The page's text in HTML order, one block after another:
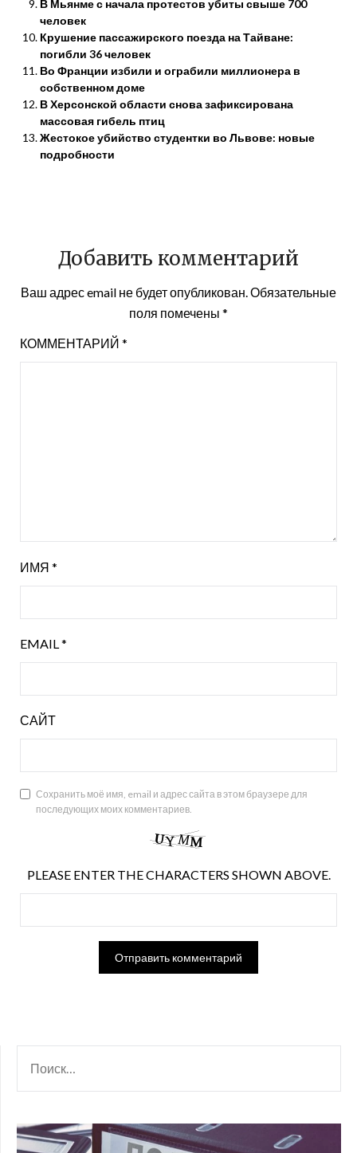
В Мьянме с начала протестов убиты свыше 700
человек
Крушение пассажирского поезда на Тайване:
погибли 36 человек
Во Франции избили и ограбили миллионера в
собственном доме
В Херсонской области снова зафиксирована
массовая гибель птиц
Жестокое убийство студентки во Львове: новые
подробности
Добавить комментарий
Ваш адрес email не будет опубликован.Обязательные
поля помечены *
КОММЕНТАРИЙ *
ИМЯ *
EMAIL*
САЙТ
Сохранить моё имя, email и адрес сайта в этом браузере для
последующих моих комментариев.
PLEASE ENTER THE CHARACTERS SHOWN ABOVE.